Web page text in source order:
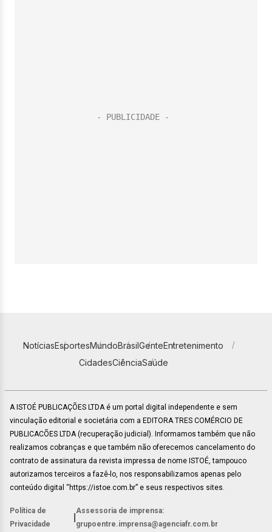
NotíciasEsportesMundoBrasilGenteEntretenimento
CidadesCiênciaSaúde
A ISTOÉ PUBLICAÇÕES LTDA é um portal digital independente e sem
vinculação editorial e societária com a EDITORA TRES COMÉRCIO DE
PUBLICACÕES LTDA (recuperação judicial). Informamos também que não
realizamos cobranças e que também não oferecemos cancelamento do
contrato de assinatura da revista impressa de nome ISTOÉ, tampouco
autorizamos terceiros a fazê-lo, nos responsabilizamos apenas pelo
conteúdo digital “https://istoe.com.br” e seus respectivos sites.
Política de
Privacidade
Assessoria de imprensa:
grupoentre.imprensa@agenciafr.com.br